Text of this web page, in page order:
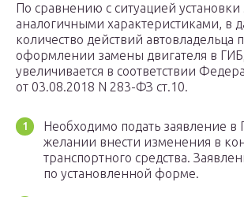
По сравнению с ситуацией установки
аналогичными характеристиками, в
количество действий автовладельца
оформлении замены двигателя в
увеличивается в соответствии
от 03.08.2018 N 283-ФЗ ст.10.
Необходимо подать заявление в
желании внести изменения в
транспортного средства.
по установленной форме.